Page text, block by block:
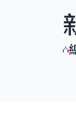
國家氣候
重要談話
總統府新聞
影音頻道
賴清德總統
參觀資訊